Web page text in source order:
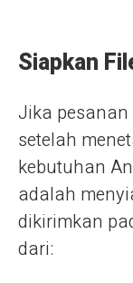
Siapkan
Jika
setelah
kebutuhan
adalah
dikirimkan
dari: